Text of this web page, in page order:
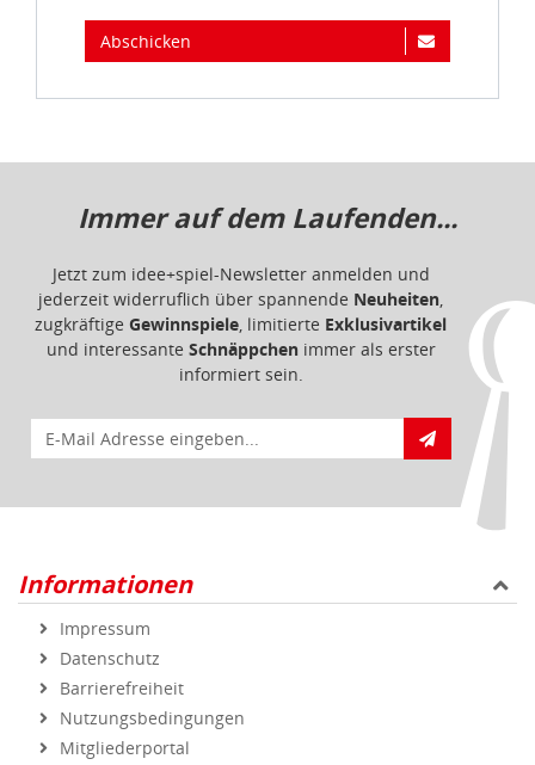
Abschicken
Immer auf dem Laufenden...
Jetzt zum idee+spiel-Newsletter anmelden und
jederzeit widerruflich über spannende Neuheiten,
zugkräftige Gewinnspiele, limitierte Exklusivartikel
und interessante Schnäppchenimmer als erster
informiert sein.
E-Mail für Newsletteranmeldung
Informationen
Impressum
Datenschutz
Barrierefreiheit
Nutzungsbedingungen
Mitgliederportal